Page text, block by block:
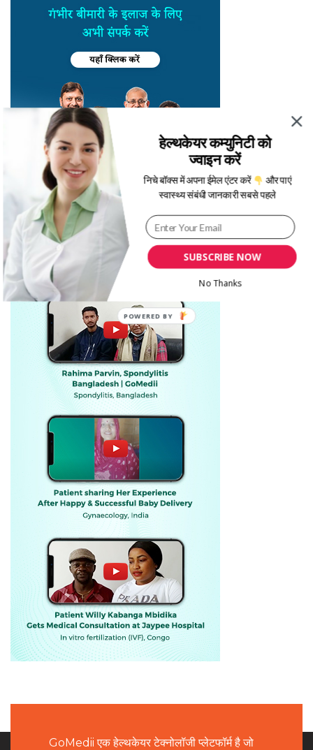
GoMedii एक हेल्थकेयर टेक्नोलॉजी प्लेटफॉर्म है जो
SUBSCRIBE NOW
हेल्थकेयर कम्युनिटी को
ज्वाइन करें
निचे बॉक्स में अपना ईमेल एंटर करें
और पाएं
स्वास्थ्य संबंधी जानकारी सबसे पहले
No Thanks
POWERED BY